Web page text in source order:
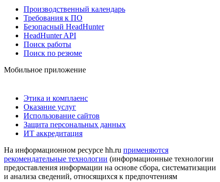
Производственный календарь
Требования к ПО
Безопасный HeadHunter
HeadHunter API
Поиск работы
Поиск по резюме
Мобильное приложение
Этика и комплаенс
Оказание услуг
Использование сайтов
Защита персональных данных
ИТ аккредитация
На информационном ресурсе hh.ru применяются
рекомендательные технологии (информационные технологии
предоставления информации на основе сбора, систематизации
и анализа сведений, относящихся к предпочтениям